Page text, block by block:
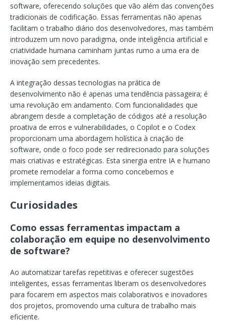
software, oferecendo soluções que vão além das convenções
tradicionais de codificação. Essas ferramentas não apenas
facilitam o trabalho diário dos desenvolvedores, mas também
introduzem um novo paradigma, onde inteligência artificial e
criatividade humana caminham juntas rumo a uma era de
inovação sem precedentes.
A integração dessas tecnologias na prática de
desenvolvimento não é apenas uma tendência passageira; é
uma revolução em andamento. Com funcionalidades que
abrangem desde a completação de códigos até a resolução
proativa de erros e vulnerabilidades, o Copilot e o Codex
proporcionam uma abordagem holística à criação de
software, onde o foco pode ser redirecionado para soluções
mais criativas e estratégicas. Esta sinergia entre IA e humano
promete remodelar a forma como concebemos e
implementamos ideias digitais.
Curiosidades
Como essas ferramentas impactam a
colaboração em equipe no desenvolvimento
de software?
Ao automatizar tarefas repetitivas e oferecer sugestões
inteligentes, essas ferramentas liberam os desenvolvedores
para focarem em aspectos mais colaborativos e inovadores
dos projetos, promovendo uma cultura de trabalho mais
eficiente.